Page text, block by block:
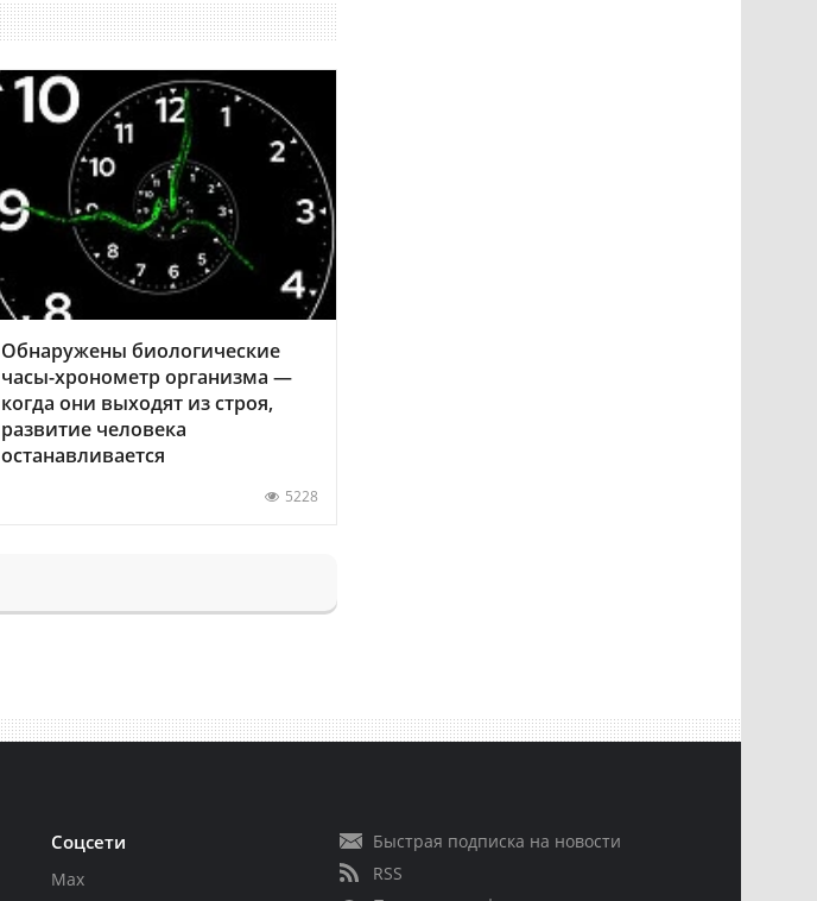
Обнаружены биологические
часы-хронометр организма —
когда они выходят из строя,
развитие человека
останавливается
5228
Соцсети
Max
Быстрая подписка на новости
RSS